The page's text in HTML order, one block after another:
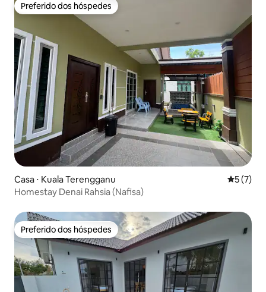
Preferido dos hóspedes
Preferido dos hóspedes
Casa ⋅ Kuala Terengganu 5 de
5 (7)
Homestay Denai Rahsia (Nafisa)
Preferido dos hóspedes
Preferido dos hóspedes